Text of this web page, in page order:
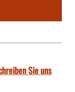
Sie uns